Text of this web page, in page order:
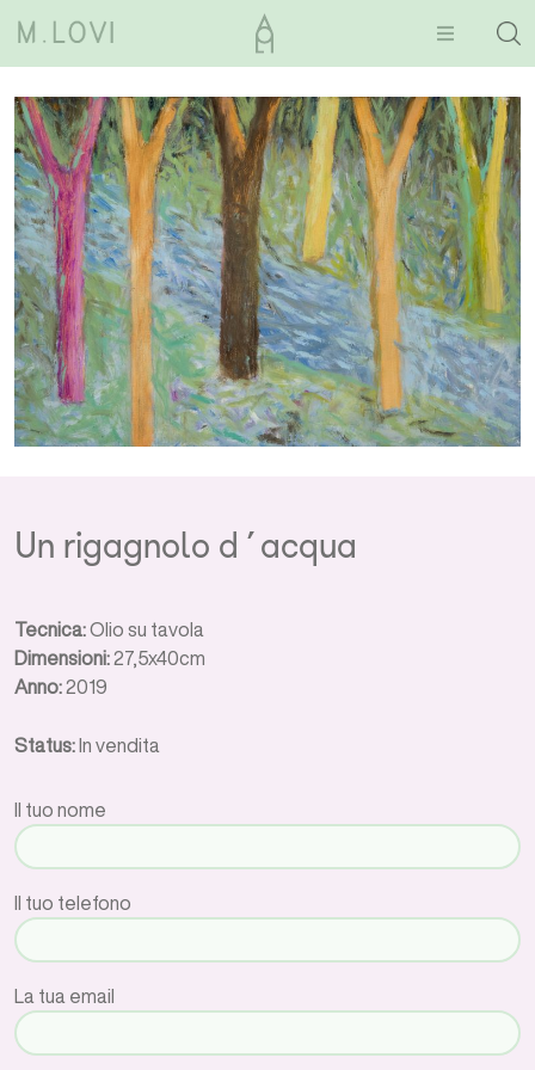
Un rigagnolo d’acqua
Tecnica:Olio su tavola
Dimensioni: 27,5x40cm
Anno: 2019
Status: In vendita
Il tuo nome
Il tuo telefono
La tua email